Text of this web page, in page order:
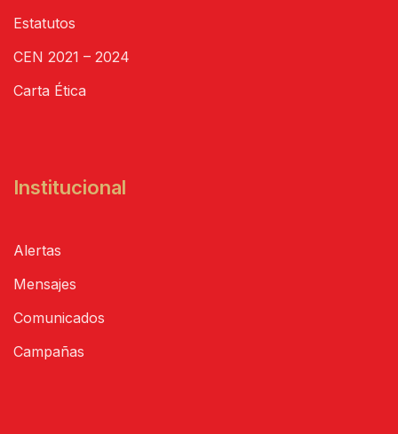
Estatutos
CEN 2021 – 2024
Carta Ética
Institucional
Alertas
Mensajes
Comunicados
Campañas